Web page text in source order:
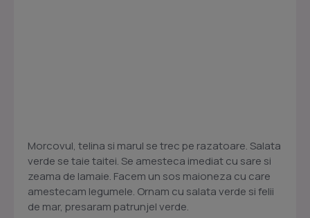
Morcovul, telina si marul se trec pe razatoare. Salata
verde se taie taitei. Se amesteca imediat cu sare si
zeama de lamaie. Facem un sos maioneza cu care
amestecam legumele. Ornam cu salata verde si felii
de mar, presaram patrunjel verde.